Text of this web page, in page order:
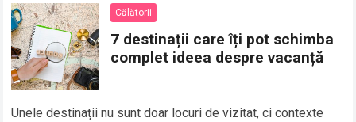
Călătorii
7 destinații care îți pot schimba
complet ideea despre vacanță
Unele destinații nu sunt doar locuri de vizitat, ci contexte